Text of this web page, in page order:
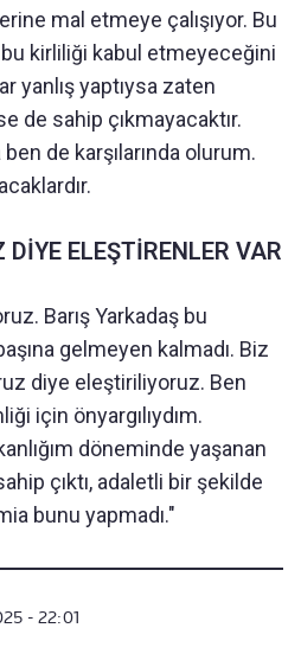
mal etmeye çalışıyor. Bu
kirliliği kabul etmeyeceğini
yanlış yaptıysa zaten
de sahip çıkmayacaktır.
de karşılarında olurum.
ELEŞTİRENLER VAR
Barış Yarkadaş bu
gelmeyen kalmadı. Biz
diye eleştiriliyoruz. Ben
için önyargılıydım.
döneminde yaşanan
çıktı, adaletli bir şekilde
bunu yapmadı."
- 22:01